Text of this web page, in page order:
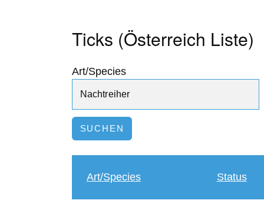
Ticks (Österreich Liste)
Art/Species
Art/Species Status